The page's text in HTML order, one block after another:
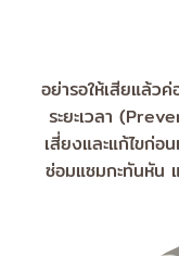
อย่ารอให้เสียแล้ว
ระยะเวลา
เสี่ยงและแก้ไขก่อ
ซ่อมแซมกะทันหัน